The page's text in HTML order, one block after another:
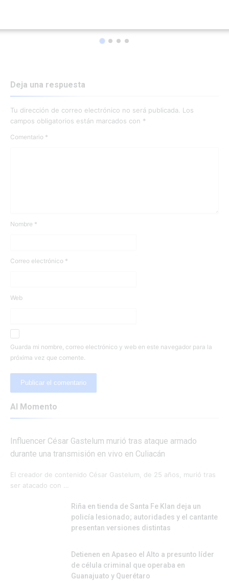
Deja una respuesta
Tu dirección de correo electrónico no será publicada.
Los
campos obligatorios están marcados con *
Comentario *
Nombre *
Correo electrónico *
Web
Guarda mi nombre, correo electrónico y web en este navegador para la
próxima vez que comente.
Al Momento
Influencer César Gastelum murió tras ataque armado
durante una transmisión en vivo en Culiacán
El creador de contenido César Gastelum, de 25 años, murió tras
ser atacado con …
Riña en tienda de Santa Fe Klan deja un
policía lesionado; autoridades y el cantante
presentan versiones distintas
Detienen en Apaseo el Alto a presunto líder
de célula criminal que operaba en
Guanajuato y Querétaro